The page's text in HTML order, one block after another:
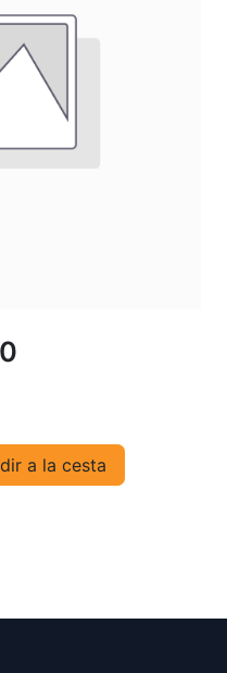
a la cesta